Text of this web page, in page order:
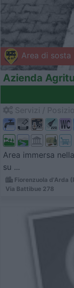
Area di sosta
Azienda
Area immersa
su ...
Fiorenzuola d'Arda
Via Battibue 278